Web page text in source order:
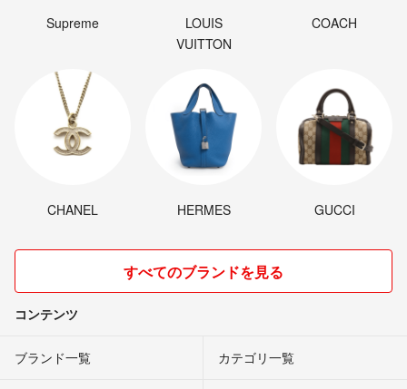
Supreme
LOUIS
VUITTON
COACH
CHANEL HERMES GUCCI
すべてのブランドを見る
コンテンツ
ブランド一覧 カテゴリ一覧